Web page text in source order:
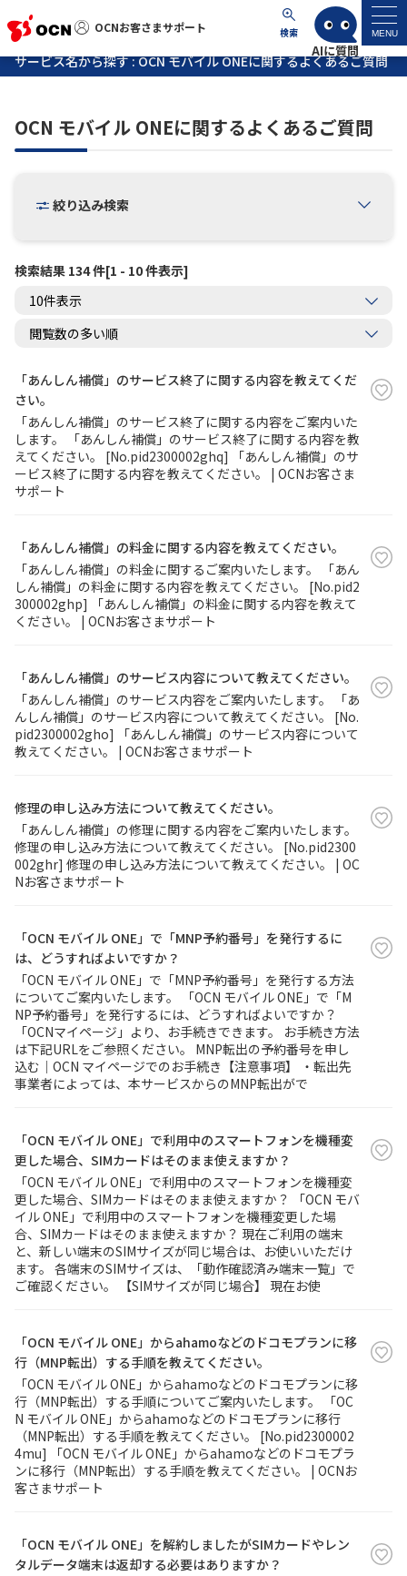
OCNお客さまサポート 検索 MENU
OCNお客さまサポート
マイページ
サポートトップ
よくあるご質問
工事・故障情報
履歴・お気に入り
NTTドコモビジネスのお客さ
まはこちら
工事・故障情報通知
サービス
OCN サービス一覧
サービス名から探す : OCN モバイル ONEに関するよくあるご質問
OCN モバイル ONEに関するよくあるご質問
絞り込み検索
検索結果 134 件[1 - 10 件表示]
「あんしん補償」のサービス終了に関する内容を教えてくだ
さい。
「あんしん補償」のサービス終了に関する内容をご案内いた
します。 「あんしん補償」のサービス終了に関する内容を教
えてください。 [No.pid2300002ghq] 「あんしん補償」のサ
ービス終了に関する内容を教えてください。 | OCNお客さま
サポート
「あんしん補償」の料金に関する内容を教えてください。
「あんしん補償」の料金に関するご案内いたします。 「あん
しん補償」の料金に関する内容を教えてください。 [No.pid2
300002ghp] 「あんしん補償」の料金に関する内容を教えて
ください。 | OCNお客さまサポート
「あんしん補償」のサービス内容について教えてください。
「あんしん補償」のサービス内容をご案内いたします。 「あ
んしん補償」のサービス内容について教えてください。 [No.
pid2300002gho] 「あんしん補償」のサービス内容について
教えてください。 | OCNお客さまサポート
修理の申し込み方法について教えてください。
「あんしん補償」の修理に関する内容をご案内いたします。
修理の申し込み方法について教えてください。 [No.pid2300
002ghr] 修理の申し込み方法について教えてください。 | OC
Nお客さまサポート
「OCN モバイル ONE」で「MNP予約番号」を発行するに
は、どうすればよいですか？
「OCN モバイル ONE」で「MNP予約番号」を発行する方法
についてご案内いたします。 「OCN モバイル ONE」で「M
NP予約番号」を発行するには、どうすればよいですか？
「OCNマイページ」より、お手続きできます。 お手続き方法
は下記URLをご参照ください。 MNP転出の予約番号を申し
込む｜OCN マイページでのお手続き【注意事項】 ・転出先
事業者によっては、本サービスからのMNP転出がで
「OCN モバイル ONE」で利用中のスマートフォンを機種変
更した場合、SIMカードはそのまま使えますか？
「OCN モバイル ONE」で利用中のスマートフォンを機種変
更した場合、SIMカードはそのまま使えますか？ 「OCN モバ
イル ONE」で利用中のスマートフォンを機種変更した場
合、SIMカードはそのまま使えますか？ 現在ご利用の端末
と、新しい端末のSIMサイズが同じ場合は、お使いいただけ
ます。 各端末のSIMサイズは、「動作確認済み端末一覧」で
ご確認ください。 【SIMサイズが同じ場合】 現在お使
「OCN モバイル ONE」からahamoなどのドコモプランに移
行（MNP転出）する手順を教えてください。
「OCN モバイル ONE」からahamoなどのドコモプランに移
行（MNP転出）する手順についてご案内いたします。 「OC
N モバイル ONE」からahamoなどのドコモプランに移行
（MNP転出）する手順を教えてください。 [No.pid2300002
4mu] 「OCN モバイル ONE」からahamoなどのドコモプラ
ンに移行（MNP転出）する手順を教えてください。 | OCNお
客さまサポート
「OCN モバイル ONE」を解約しましたがSIMカードやレン
タルデータ端末は返却する必要はありますか？